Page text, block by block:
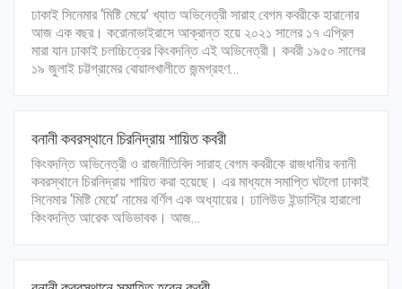
ঢাকাই সিনেমার ‘মিষ্টি মেয়ে’ খ্যাত অভিনেত্রী সারাহ বেগম কবরীকে হারানোর
আজ এক বছর। করোনাভাইরাসে আক্রান্ত হয়ে ২০২১ সালের ১৭ এপ্রিল
মারা যান ঢাকাই চলচ্চিত্রের কিংবদন্তি এই অভিনেত্রী। কবরী ১৯৫০ সালের
১৯ জুলাই চট্টগ্রামের বোয়ালখালীতে জন্মগ্রহণ…
বনানী কবরস্থানে চিরনিদ্রায় শায়িত কবরী
কিংবদন্তি অভিনেত্রী ও রাজনীতিবিদ সারাহ বেগম কবরীকে রাজধানীর বনানী
কবরস্থানে চিরনিদ্রায় শায়িত করা হয়েছে। এর মাধ্যমে সমাপ্তি ঘটলো ঢাকাই
সিনেমার ‘মিষ্টি মেয়ে’ নামের বর্ণিল এক অধ্যায়ের। ঢালিউড ইন্ডাস্ট্রি হারালো
কিংবদন্তি আরেক অভিভাবক। আজ…